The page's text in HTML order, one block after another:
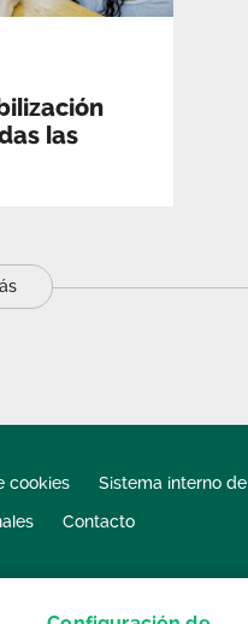
las
cookies
Sistema interno
Contacto